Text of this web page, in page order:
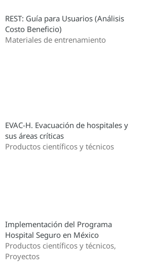
REST: Guía para Usuarios (Análisis
Costo Beneficio)
Materiales de entrenamiento
EVAC-H. Evacuación de hospitales y
sus áreas críticas
Productos científicos y técnicos
Implementación del Programa
Hospital Seguro en México
Productos científicos y técnicos,
Proyectos